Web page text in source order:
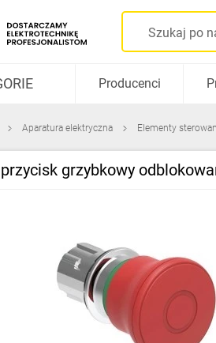
Producenci
Aparatura elektryczna Elementy
grzybkowy